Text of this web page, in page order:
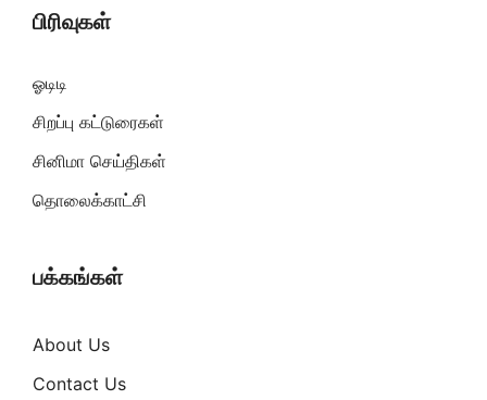
பிரிவுகள்
ஓடிடி
சிறப்பு கட்டுரைகள்
சினிமா செய்திகள்
தொலைக்காட்சி
பக்கங்கள்
About Us
Contact Us